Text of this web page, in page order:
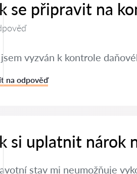
se připravit na
vyzván k kontrole
na odpověď
si uplatnit nárok
stav mi neumožňuje